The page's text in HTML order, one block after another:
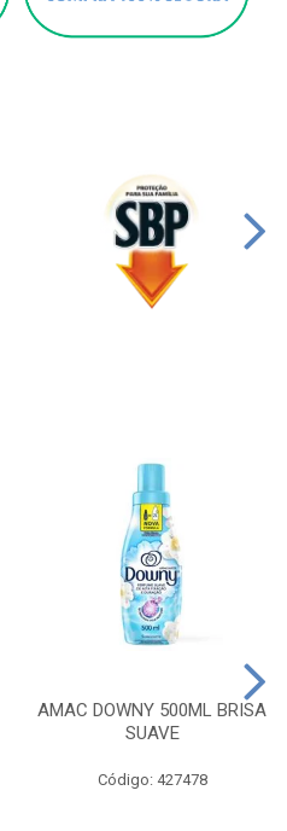
AMAC DOWNY 500ML BRISA
SUAVE
Código: 427478